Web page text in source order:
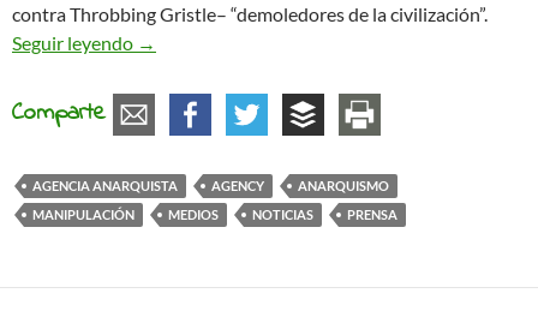
contra Throbbing Gristle– “demoledores de la civilización”.
Seguir leyendo
Presentada Agency, la primera empresa de RP
→
Comparte
AGENCIA ANARQUISTA AGENCY
ANARQUISMO
MANIPULACIÓN
MEDIOS NOTICIAS PRENSA